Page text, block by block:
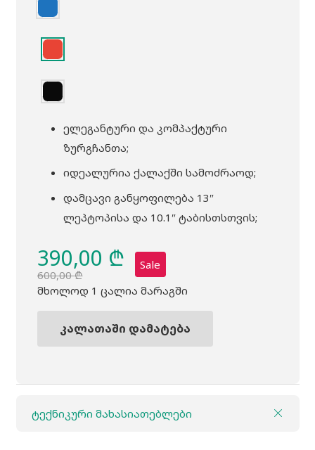
ელეგანტური და კომპაქტური
ზურგჩანთა;
იდეალურია ქალაქში სამოძრაოდ;
დამცავი განყოფილება 13″
ლეპტოპისა და 10.1″ ტაბისთსთვის;
600,00₾
Original
was:
390,00 ₾
Current
Sale
მხოლოდ 1 ცალია მარაგში
რაოდენობა:
15ლ
კალათაში დამატება
ტექნიკური მახასიათებლები